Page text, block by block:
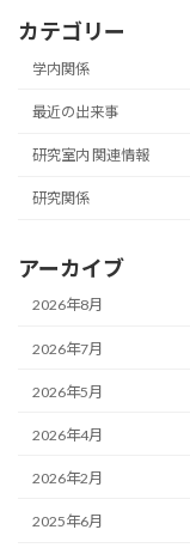
カテゴリー
学内関係
最近の出来事
研究室内 関連情報
研究関係
アーカイブ
2026年8月
2026年7月
2026年5月
2026年4月
2026年2月
2025年6月